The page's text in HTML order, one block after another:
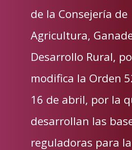
de la Consejería de
Agricultura,
Desarrollo Rural,
modifica la Orden
16 de abril, por la
desarrollan las
reguladoras para